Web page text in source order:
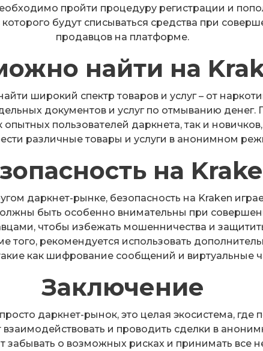
пройти процедуру регистрации и
будут списываться средства при
продавцов на платформе.
найти на
широкий спектр товаров и услуг – от
документов и услуг по отмыванию денег.
опытных пользователей даркнета, так и
различные товары и услуги в анонимном
на
даркнет-рынке, безопасность на Kraken
быть особенно внимательны при
чтобы избежать мошенничества и
того, рекомендуется использовать
как шифрование сообщений и виртуальные
Заключение
даркнет-рынок, это целая экосистема, где
взаимодействовать и проводить сделки в
забывать о возможных рисках и принимать все